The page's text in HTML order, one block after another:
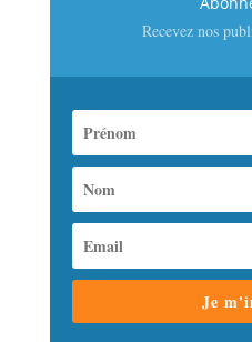
Recevez nos
Je